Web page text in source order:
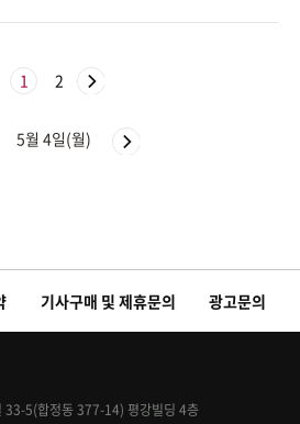
1 2
5월 4일(월)
기사구매 및 제휴문의 광고문의
33-5(합정동 377-14) 평강빌딩 4층